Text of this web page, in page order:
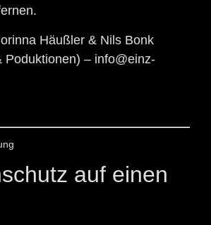
Häußler & Nils Bonk
Poduktionen) – info@einz-
auf einen